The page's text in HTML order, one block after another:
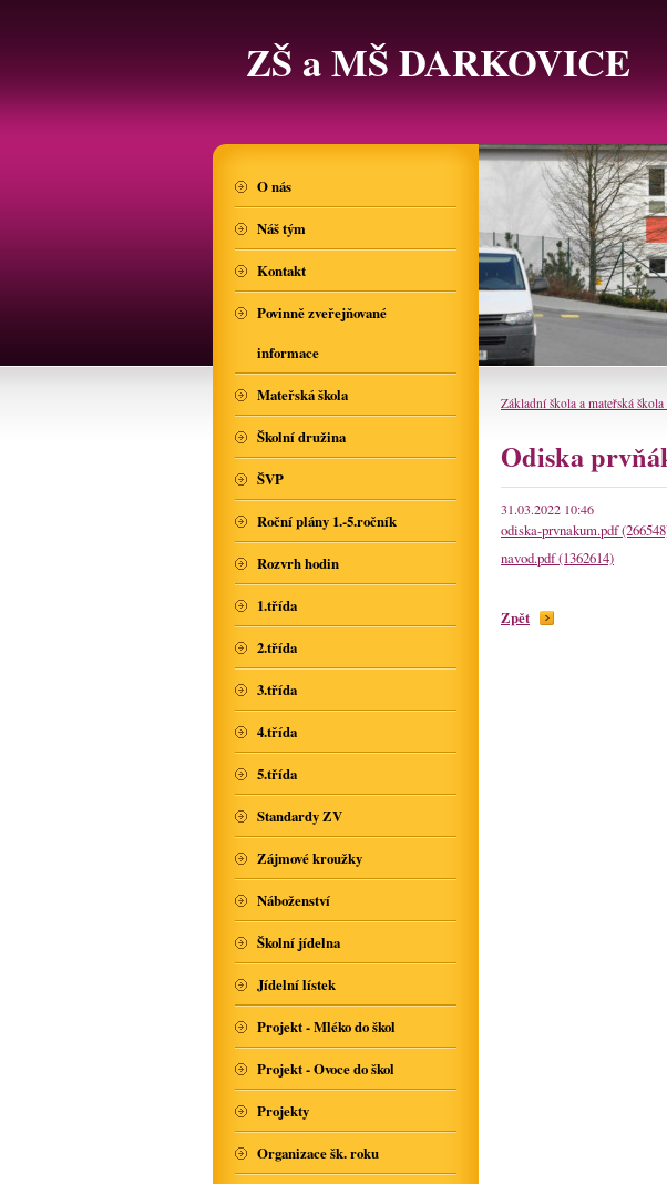
ZŠ a MŠ DARKOVICE
Základní škola a mateřská
Odiska
31.03.2022 10:46
odiska-prvnakum.pdf
navod.pdf (1362614)
Zpět
O nás
Náš tým
Kontakt
Povinně zveřejňované
informace
Mateřská škola
Školní družina
ŠVP
Roční plány 1.-5.ročník
Rozvrh hodin
1.třída
2.třída
3.třída
4.třída
5.třída
Standardy ZV
Zájmové kroužky
Náboženství
Školní jídelna
Jídelní lístek
Projekt - Mléko do škol
Projekt - Ovoce do škol
Projekty
Organizace šk. roku